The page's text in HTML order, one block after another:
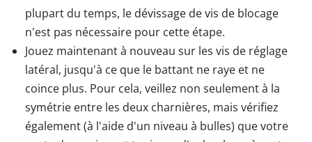
plupart du temps, le dévissage de vis de blocage
n'est pas nécessaire pour cette étape.
Jouez maintenant à nouveau sur les vis de réglage
latéral, jusqu'à ce que le battant ne raye et ne
coince plus. Pour cela, veillez non seulement à la
symétrie entre les deux charnières, mais vérifiez
également (à l'aide d'un niveau à bulles) que votre